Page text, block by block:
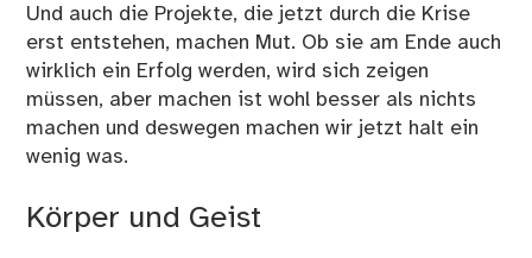
Und auch die Projekte, die jetzt durch die Krise
erst entstehen, machen Mut. Ob sie am Ende auch
wirklich ein Erfolg werden, wird sich zeigen
müssen, aber machen ist wohl besser als nichts
machen und deswegen machen wir jetzt halt ein
wenig was.
Körper und Geist